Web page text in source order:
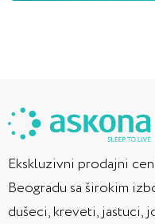
Ekskluzivni prodajni
Beogradu sa širokim
dušeci, kreveti, jastuci,